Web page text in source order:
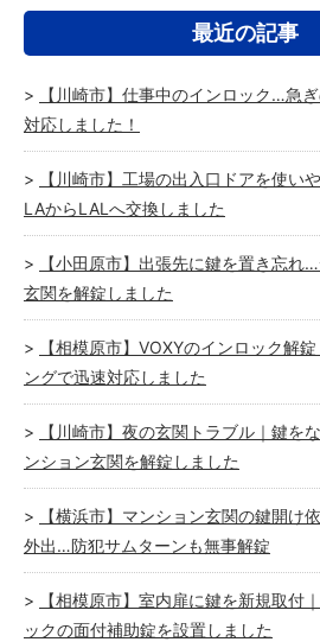
最近の記事
【川崎市】仕事中のインロック…急
対応しました！
【川崎市】工場の出入口ドアを使い
LAからLALへ交換しました
【小田原市】出張先に鍵を置き忘れ
玄関を解錠しました
【相模原市】VOXYのインロック解
ングで迅速対応しました
【川崎市】夜の玄関トラブル｜鍵を
ンション玄関を解錠しました
【横浜市】マンション玄関の鍵開け
外出…防犯サムターンも無事解錠
【相模原市】室内扉に鍵を新規取付
ックの面付補助錠を設置しました